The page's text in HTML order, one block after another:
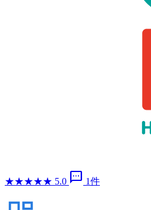
★★★★★ 5.0 sms 1件